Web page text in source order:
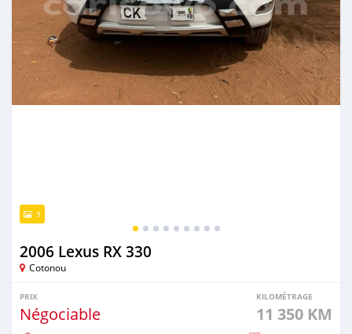
9
2006 Lexus RX 330
Cotonou
PRIX
Négociable
KILOMÉTRAGE
11 350 KM